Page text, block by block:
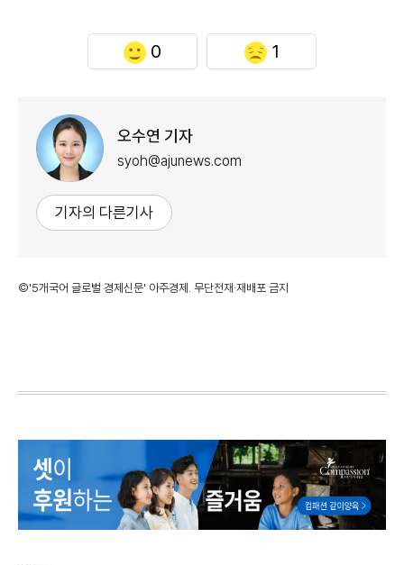
0 1
오수연 기자
syoh@ajunews.com
기자의 다른기사
©'5개국어 글로벌 경제신문' 아주경제. 무단전재·재배포 금지